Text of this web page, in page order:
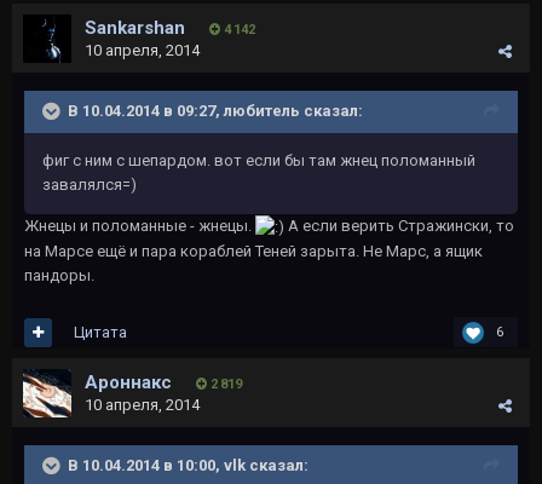
Sankarshan 4 142
10 апреля, 2014
В 10.04.2014 в 09:27, любитель сказал:
фиг с ним с шепардом. вот если бы там жнец поломанный
завалялся=)
Жнецы и поломанные - жнецы.
А если верить Стражински, то
на Марсе ещё и пара кораблей Теней зарыта. Не Марс, а ящик
пандоры.
6
Цитата
Ароннакс 2 819
10 апреля, 2014
В 10.04.2014 в 10:00, vlk сказал: